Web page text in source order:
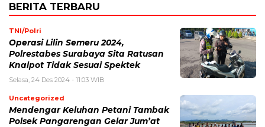
BERITA TERBARU
TNI/Polri
Operasi Lilin Semeru 2024,
Polrestabes Surabaya Sita Ratusan
Knalpot Tidak Sesuai Spektek
Selasa, 24 Des 2024 - 11:03 WIB
Uncategorized
Mendengar Keluhan Petani Tambak
Polsek Pangarengan Gelar Jum’at